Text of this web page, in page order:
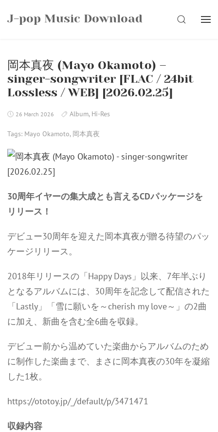
J-pop Music Download SEARCH
岡本真夜 (Mayo Okamoto) –
singer-songwriter [FLAC / 24bit
Lossless / WEB] [2026.02.25]
26 March 2026 Album, Hi-Res
Tags: Mayo Okamoto, 岡本真夜
30周年イヤーの集大成とも言えるCDパッケージを
リリース！
デビュー30周年を迎えた岡本真夜が贈る待望のパッ
ケージリリース。
2018年リリースの「Happy Days」以来、7年半ぶり
となるアルバムには、30周年を記念して配信された
「Lastly」「雪に願いを～cherish my love～」の2曲
に加え、新曲を含む全6曲を収録。
デビュー前から温めていた楽曲からアルバムのため
に制作した楽曲まで、まさに岡本真夜の30年を凝縮
した1枚。
https://ototoy.jp/_/default/p/3471471
収録内容